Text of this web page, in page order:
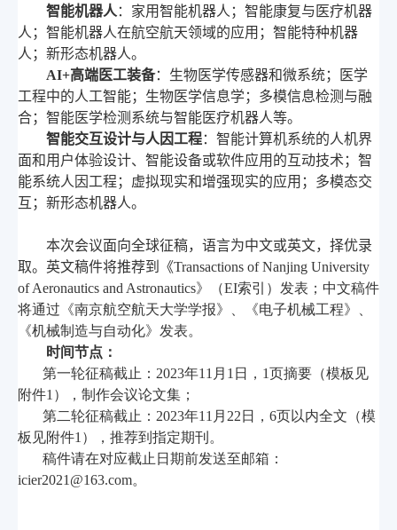
智能机器人 ：家用智能机器人；智能康复与医疗机器
人；智能机器人在航空航天领域的应用；智能特种机器
人；新形态机器人。
AI+高端医工装备：生物医学传感器和微系统；医学
工程中的人工智能；生物医学信息学；多模信息检测与融
合；智能医学检测系统与智能医疗机器人等。
智能交互设计与人因工程：智能计算机系统的人机界
面和用户体验设计、智能设备或软件应用的互动技术；智
能系统人因工程；虚拟现实和增强现实的应用；多模态交
互；新形态机器人。
本次会议面向全球征稿，语言为中文或英文，择优录
取。 英文稿件将推荐到《Transactions of Nanjing University
of Aeronautics and Astronautics》（EI索引）发表；中文稿件
将通过《南京航空航天大学学报》、《电子机械工程》、
《机械制造与自动化》发表。
时间节点：
第一轮征稿截止： 2023年11 月 1 日， 1页摘要（模板见
附件1 ），制作会议论文集；
第二轮征稿截止： 2023年11 月 22 日， 6页以内全文（模
板见附件1 ），推荐到指定期刊。
稿件请在对应截止日期前发送至邮箱：
icier2021@163.com。